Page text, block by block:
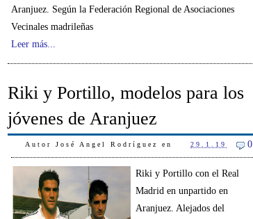
Aranjuez. Según la Federación Regional de Asociaciones
Vecinales madrileñas
Leer más...
Riki y Portillo, modelos para los
jóvenes de Aranjuez
Autor José Angel Rodríguez en 29.1.19 0
Riki y Portillo con el Real
Madrid en unpartido en
Aranjuez. Alejados del